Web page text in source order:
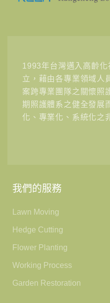
1993年台灣邁入高齡化
立，藉由各專業領域人
案跨專業團隊之關懷照
期照護體系之健全發展
化、專業化、系統化之
我們的服務
Lawn Moving
Hedge Cutting
Flower Planting
Working Process
Garden Restoration